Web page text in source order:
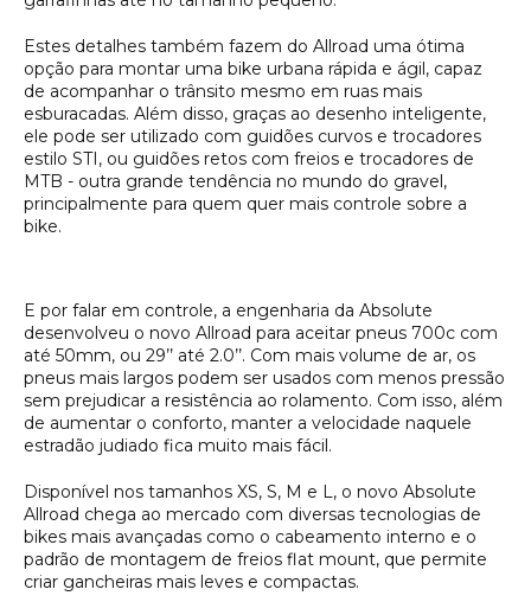
Estes detalhes também fazem do Allroad uma ótima
opção para montar uma bike urbana rápida e ágil, capaz
de acompanhar o trânsito mesmo em ruas mais
esburacadas. Além disso, graças ao desenho inteligente,
ele pode ser utilizado com guidões curvos e trocadores
estilo STI, ou guidões retos com freios e trocadores de
MTB - outra grande tendência no mundo do gravel,
principalmente para quem quer mais controle sobre a
bike.
E por falar em controle, a engenharia da Absolute
desenvolveu o novo Allroad para aceitar pneus 700c com
até 50mm, ou 29’’ até 2.0’’. Com mais volume de ar, os
pneus mais largos podem ser usados com menos pressão
sem prejudicar a resistência ao rolamento. Com isso, além
de aumentar o conforto, manter a velocidade naquele
estradão judiado fica muito mais fácil.
Disponível nos tamanhos XS, S, M e L, o novo Absolute
Allroad chega ao mercado com diversas tecnologias de
bikes mais avançadas como o cabeamento interno e o
padrão de montagem de freios flat mount, que permite
criar gancheiras mais leves e compactas.